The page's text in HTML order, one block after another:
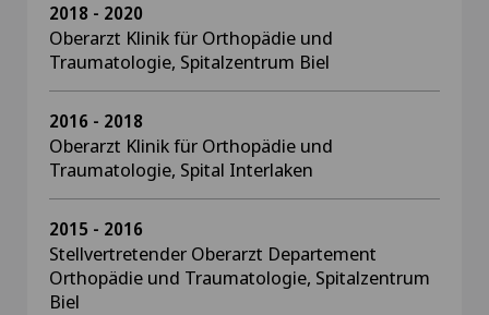
2018 - 2020
Oberarzt Klinik für Orthopädie und
Traumatologie, Spitalzentrum Biel
2016 - 2018
Oberarzt Klinik für Orthopädie und
Traumatologie, Spital Interlaken
2015 - 2016
Stellvertretender Oberarzt Departement
Orthopädie und Traumatologie, Spitalzentrum
Biel